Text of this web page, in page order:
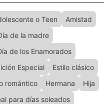
o Teen
Amistad
de la madre
de los Enamorados
Especial
Estilo clásico
romántico Hermana
Hija
para días soleados